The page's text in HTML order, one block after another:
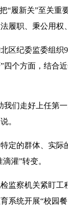
新关”至关重
履职、秉公用权
纪委监委组织
四个方面，结合
们走好上任第
。
的群体、实际
灌”转变。
察机关紧盯工
系统开展“校园